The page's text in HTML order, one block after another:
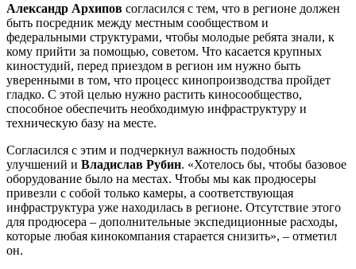
Александр Архипов согласился с тем, что в регионе должен
быть посредник между местным сообществом и
федеральными структурами, чтобы молодые ребята знали, к
кому прийти за помощью, советом. Что касается крупных
киностудий, перед приездом в регион им нужно быть
уверенными в том, что процесс кинопроизводства пройдет
гладко. С этой целью нужно растить киносообщество,
способное обеспечить необходимую инфраструктуру и
техническую базу на месте.
Согласился с этим и подчеркнул важность подобных
улучшений и Владислав Рубин. «Хотелось бы, чтобы базовое
оборудование было на местах. Чтобы мы как продюсеры
привезли с собой только камеры, а соответствующая
инфраструктура уже находилась в регионе. Отсутствие этого
для продюсера – дополнительные экспедиционные расходы,
которые любая кинокомпания старается снизить», – отметил
он.